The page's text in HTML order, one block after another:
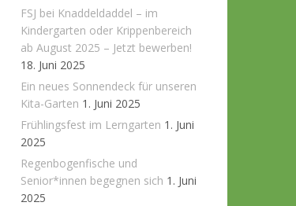
FSJ bei Knaddeldaddel – im
Kindergarten oder Krippenbereich
ab August 2025 – Jetzt bewerben!
18. Juni 2025
Ein neues Sonnendeck für unseren
Kita-Garten 1. Juni 2025
Frühlingsfest im Lerngarten 1. Juni
2025
Regenbogenfische und
Senior*innen begegnen sich 1. Juni
2025